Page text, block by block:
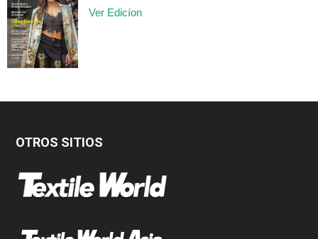
Ver Edicíon
OTROS SITIOS